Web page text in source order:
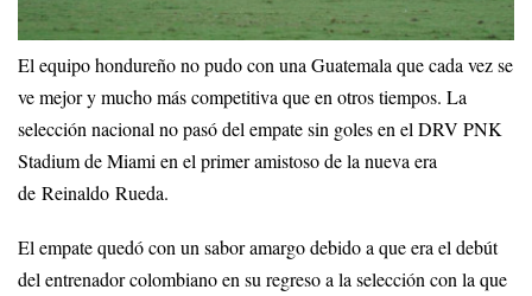
El equipo hondureño no pudo con una Guatemala que cada vez se
ve mejor y mucho más competitiva que en otros tiempos. La
selección nacional no pasó del empate sin goles en el DRV PNK
Stadium de Miami en el primer amistoso de la nueva era
de Reinaldo Rueda.
El empate quedó con un sabor amargo debido a que era el debút
del entrenador colombiano en su regreso a la selección con la que